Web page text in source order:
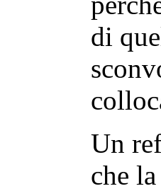
di
Un
che